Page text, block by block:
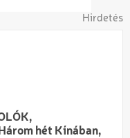
Hirdetés
hét Kínában,